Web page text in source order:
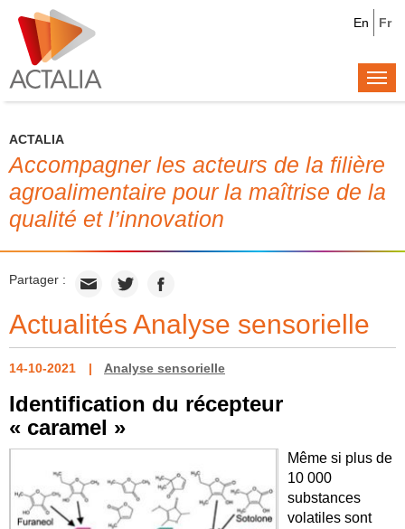
Fr
En
ACTALIA
Accompagner les acteurs de la filière
agroalimentaire pour la maîtrise de la
qualité et l’innovation
Partager :
Actualités Analyse sensorielle
14-10-2021 Analyse sensorielle
Identification du récepteur
« caramel »
Même si plus de
10 000
substances
volatiles sont